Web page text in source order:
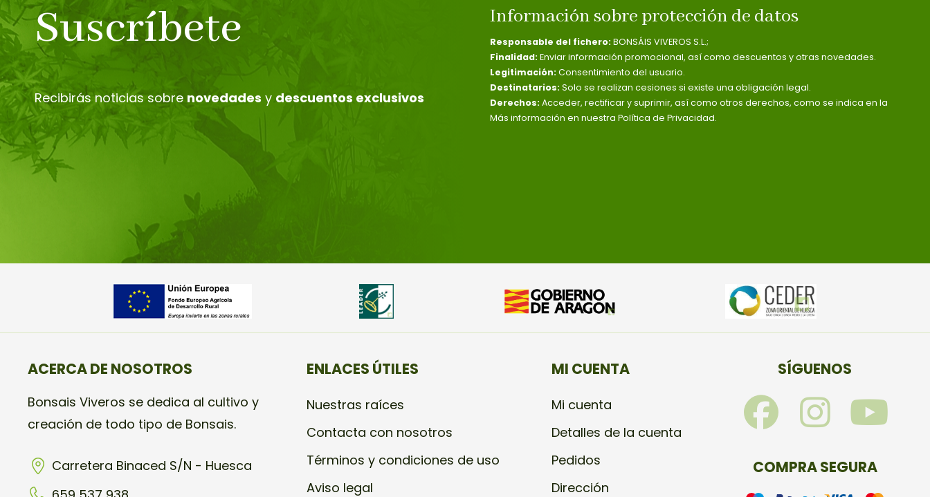
Suscríbete
Recibirás noticias sobre novedades y descuentos exclusivos
Información sobre protección de datos
Responsable del fichero: BONSÁIS VIVEROS S.L.;
Finalidad: Enviar información promocional, así como descuentos y otras novedades.
Legitimación: Consentimiento del usuario.
Destinatarios: Solo se realizan cesiones si existe una obligación legal.
Derechos: Acceder, rectificar y suprimir, así como otros derechos, como se indica en la
Más información en nuestra Política de Privacidad.
ACERCA DE NOSOTROS
Bonsais Viveros se dedica al cultivo y
creación de todo tipo de Bonsais.
Carretera Binaced S/N - Huesca
ENLACES ÚTILES
Nuestras raíces
Contacta con nosotros
Términos y condiciones de uso
Aviso legal
MI CUENTA
Mi cuenta
Detalles de la cuenta
Pedidos
Dirección
SÍGUENOS
F
a
c
I
n
s
Y
u
COMPRA SEGURA